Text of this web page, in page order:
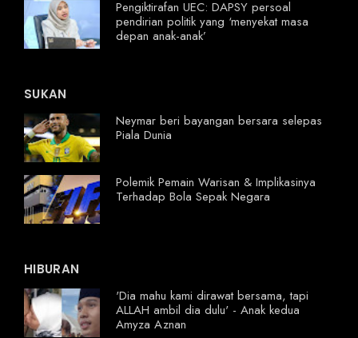
Pengiktirafan UEC: DAPSY persoal
pendirian politik yang ‘menyekat masa
depan anak-anak’
SUKAN
Neymar beri bayangan bersara selepas
Piala Dunia
Polemik Pemain Warisan & Implikasinya
Terhadap Bola Sepak Negara
HIBURAN
'Dia mahu kami dirawat bersama, tapi
ALLAH ambil dia dulu' - Anak kedua
Amyza Aznan